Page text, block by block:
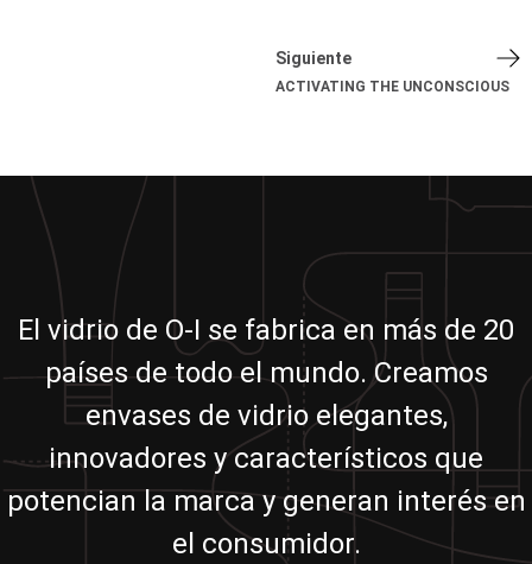
Siguiente
ACTIVATING THE UNCONSCIOUS
El vidrio de O-I se fabrica en más de 20
países de todo el mundo. Creamos
envases de vidrio elegantes,
innovadores y característicos que
potencian la marca y generan interés en
el consumidor.